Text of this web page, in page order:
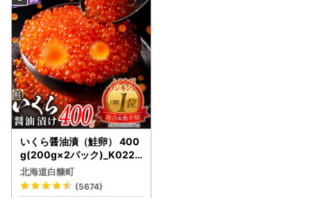
いくら醤油漬（鮭卵） 400
g(200g×2パック)_K022-
1676
北海道白糠町
(5674)